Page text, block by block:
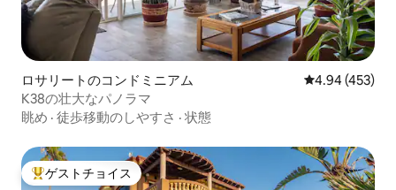
ロサリートのコンドミニアム レビュー453
4.94 (453)
K38の壮大なパノラマ
眺め · 徒歩移動のしやすさ · 状態
大好評のゲストチョイスです。
ゲストチョイス